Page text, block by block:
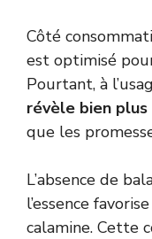
Côté
est optimisé
Pourtant, à
révèle bien
que les
L’absence de
l’essence
calamine. Cette